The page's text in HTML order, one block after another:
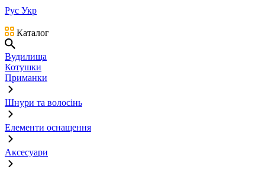
Рус Укр
Каталог
Вудилища
Котушки
Приманки
Шнури та волосінь
Елементи оснащення
Аксесуари